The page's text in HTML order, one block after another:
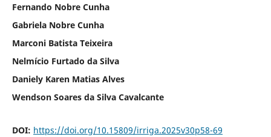
Fernando Nobre Cunha
Gabriela Nobre Cunha
Marconi Batista Teixeira
Nelmício Furtado da Silva
Daniely Karen Matias Alves
Wendson Soares da Silva Cavalcante
DOI: https://doi.org/10.15809/irriga.2025v30p58-69